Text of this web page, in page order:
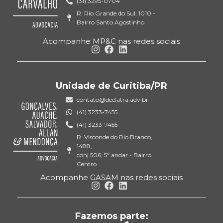
R. Rio Grande do Sul, 1010 -
Bairro Santo Agostinho
Acompanhe MP&C nas redes sociais
Unidade de Curitiba/PR
contato@declatra.adv.br
(41) 3233-7455
(41) 3233-7455
R. Visconde do Rio Branco,
1488,
conj 506, 5º andar - Bairro
Centro
Acompanhe GASAM nas redes sociais
Fazemos parte: